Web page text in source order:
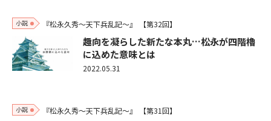
小説 『松永久秀～天下兵乱記～』 【第32回】
趣向を凝らした新たな本丸…松永が四階櫓
に込めた意味とは
2022.05.31
小説 『松永久秀～天下兵乱記～』 【第31回】